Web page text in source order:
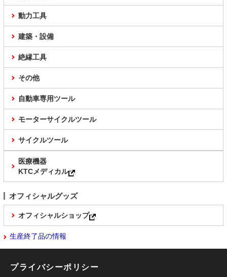
動力工具
建築・設備
絶縁工具
その他
自動車専用ツール
モーターサイクルツール
サイクルツール
医療機器
KTCメディカル
オフィシャルグッズ
オフィシャルショップ
生産終了品の情報
プライバシーポリシー